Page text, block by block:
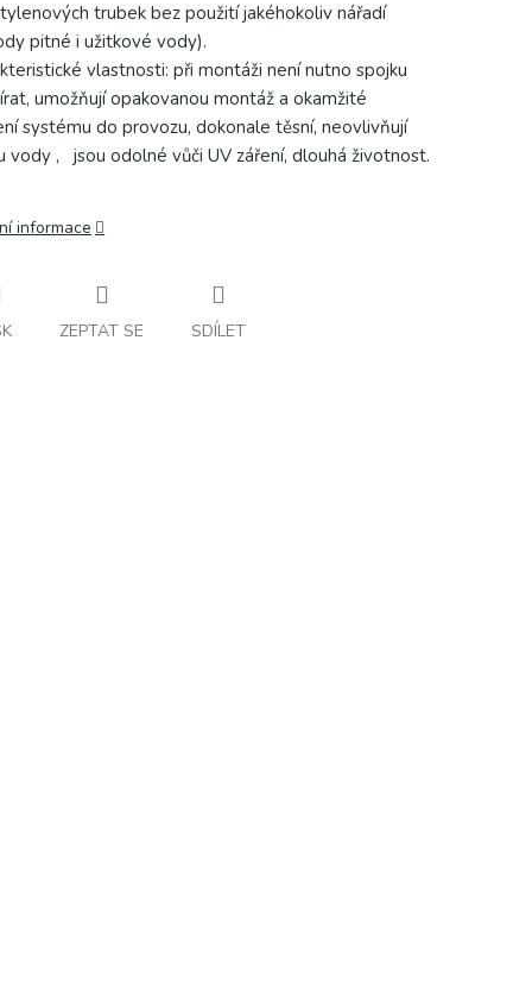
trubek bez použití jakéhokoliv nářadí
pitné i užitkové vody).
vlastnosti: při montáži není nutno spojku
umožňují opakovanou montáž a okamžité
systému do provozu, dokonale těsní, neovlivňují
vody , jsou odolné vůči UV záření, dlouhá životnost.
informace
ZEPTAT SE SDÍLET